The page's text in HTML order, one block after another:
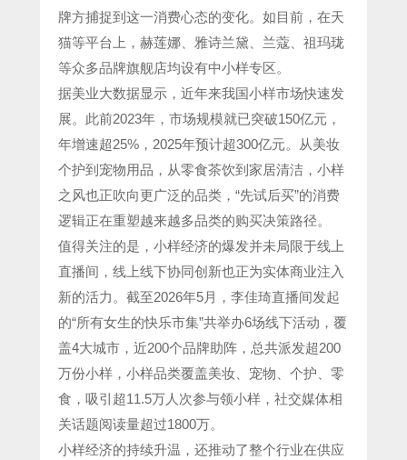
牌方捕捉到这一消费心态的变化。如目前，在天
猫等平台上，赫莲娜、雅诗兰黛、兰蔻、祖玛珑
等众多品牌旗舰店均设有中小样专区。
据美业大数据显示，近年来我国小样市场快速发
展。此前2023年，市场规模就已突破150亿元，
年增速超25%，2025年预计超300亿元。从美妆
个护到宠物用品，从零食茶饮到家居清洁，小样
之风也正吹向更广泛的品类，“先试后买”的消费
逻辑正在重塑越来越多品类的购买决策路径。
值得关注的是，小样经济的爆发并未局限于线上
直播间，线上线下协同创新也正为实体商业注入
新的活力。截至2026年5月，李佳琦直播间发起
的“所有女生的快乐市集”共举办6场线下活动，覆
盖4大城市，近200个品牌助阵，总共派发超200
万份小样，小样品类覆盖美妆、宠物、个护、零
食，吸引超11.5万人次参与领小样，社交媒体相
关话题阅读量超过1800万。
小样经济的持续升温，还推动了整个行业在供应